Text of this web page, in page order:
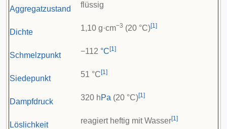
Aggregatzustand flüssig
Dichte 1,10 g·cm−3 (20 °C)[1]
Schmelzpunkt −112 °C [1]
Siedepunkt 51 °C [1]
Dampfdruck 320 hPa (20 °C)[1]
Löslichkeit reagiert heftig mit Wasser[1]